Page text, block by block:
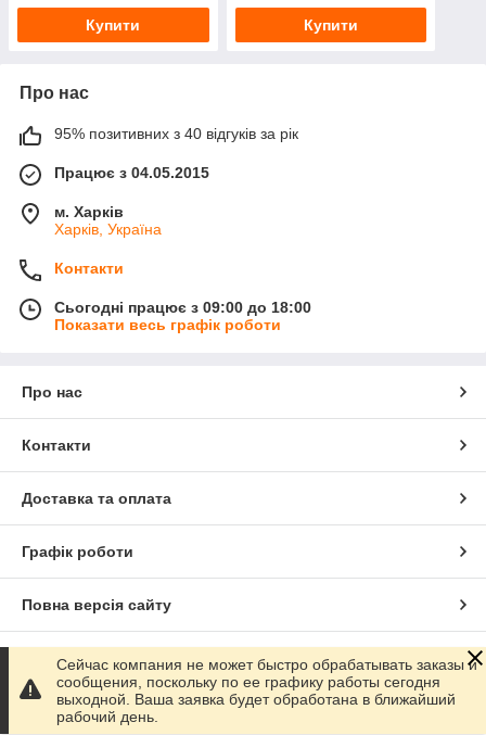
Купити Купити
Про нас
95% позитивних з 40 відгуків за рік
Працює з 04.05.2015
м. Харків
Харків, Україна
Контакти
Сьогодні працює з 09:00 до 18:00
Показати весь графік роботи
Про нас
Контакти
Доставка та оплата
Графік роботи
Повна версія сайту
Сайт створено на маркетплейсі Prom.ua
Політика конфіденційності
Сейчас компания не может быстро обрабатывать заказы и
сообщения, поскольку по ее графику работы сегодня
выходной. Ваша заявка будет обработана в ближайший
рабочий день.